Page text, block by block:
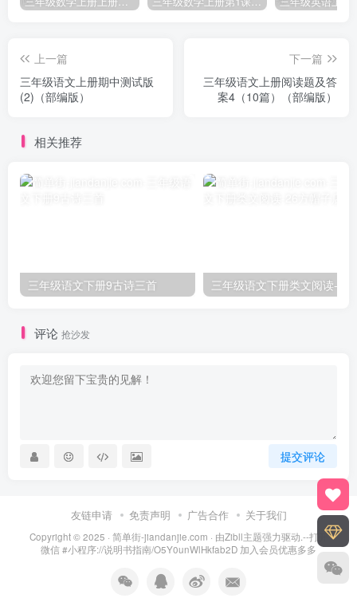
上一篇
三年级语文上册期中测试版
(2)（部编版）
下一篇
三年级语文上册阅读题及答
案4（10篇）（部编版）
相关推荐
三年级语文下册9古诗三首
评论 抢沙发
提交评论
友链申请 免责声明 广告合作 关于我们
Copyright © 2025 · 简单街-jiandanjie.com · 由Zibll主题强力驱动.--打开
微信 #小程序://说明书指南/O5Y0unWlHkfab2D 加入会员优惠多多